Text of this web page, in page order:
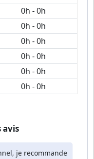
0h - 0h
0h - 0h
0h - 0h
0h - 0h
0h - 0h
0h - 0h
avis
je recommande